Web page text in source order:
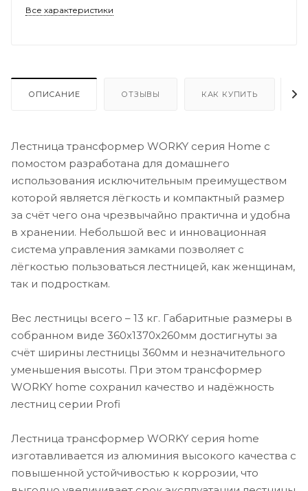
Все характеристики
ОПИСАНИЕ ОТЗЫВЫ КАК КУПИТЬ
Лестница трансформер WORKY серия Home с
помостом разработана для домашнего
использования исключительным преимуществом
которой является лёгкость и компактный размер
за счёт чего она чрезвычайно практична и удобна
в хранении. Небольшой вес и инновационная
система управления замками позволяет с
лёгкостью пользоваться лестницей, как женщинам,
так и подросткам.
Вес лестницы всего – 13 кг. Габаритные размеры в
собранном виде 360х1370х260мм достигнуты за
счёт ширины лестницы 360мм и незначительного
уменьшения высоты. При этом трансформер
WORKY home сохранил качество и надёжность
лестниц серии Profi
Лестница трансформер WORKY серия home
изготавливается из алюминия высокого качества с
повышенной устойчивостью к коррозии, что